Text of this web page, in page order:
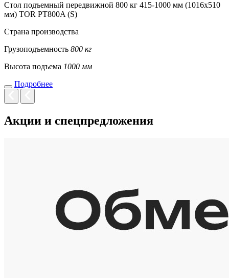
Стол подъемный передвижной 800 кг 415-1000 мм (1016х510
мм) TOR PT800A (S)
Страна производства
Грузоподъемность 800 кг
Высота подъема 1000 мм
Подробнее
Акции и спецпредложения